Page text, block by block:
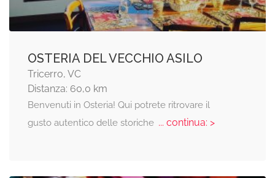
OSTERIA DEL VECCHIO ASILO
Tricerro, VC
Distanza: 60,0 km
Benvenuti in Osteria! Qui potrete ritrovare il
gusto autentico delle storiche... continua: >